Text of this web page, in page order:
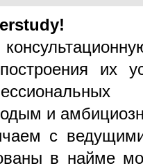
их
и
с
в найме